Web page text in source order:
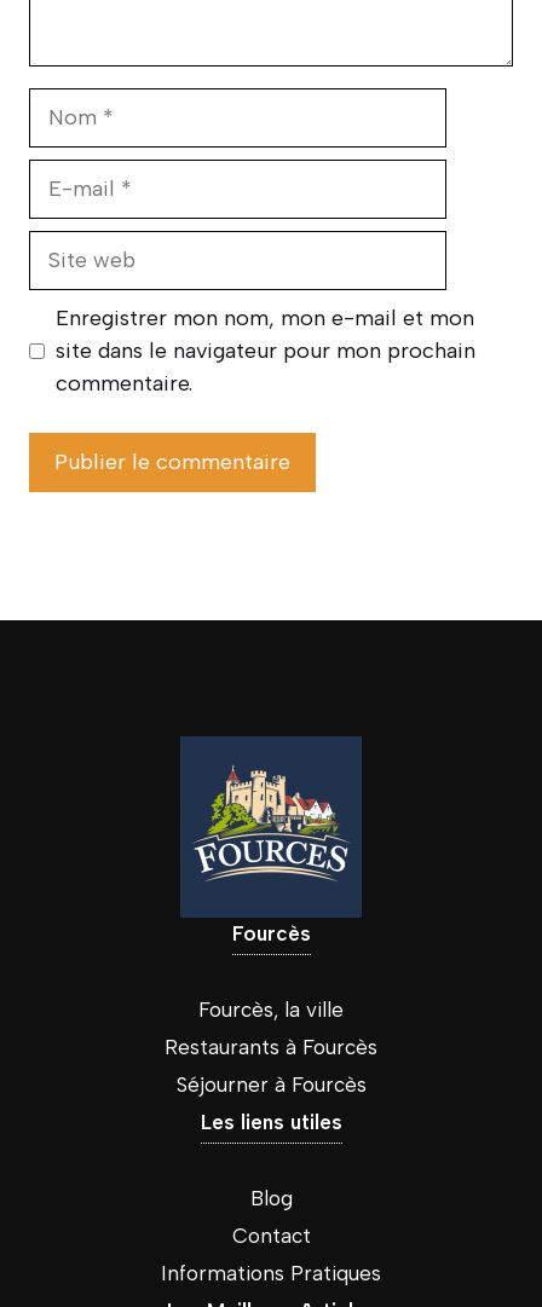
Enregistrer mon nom, mon e-mail et mon
site dans le navigateur pour mon prochain
commentaire.
Fourcès
Fourcès, la ville
Restaurants à Fourcès
Séjourner à Fourcès
Les liens utiles
Blog
Contact
Informations Pratiques